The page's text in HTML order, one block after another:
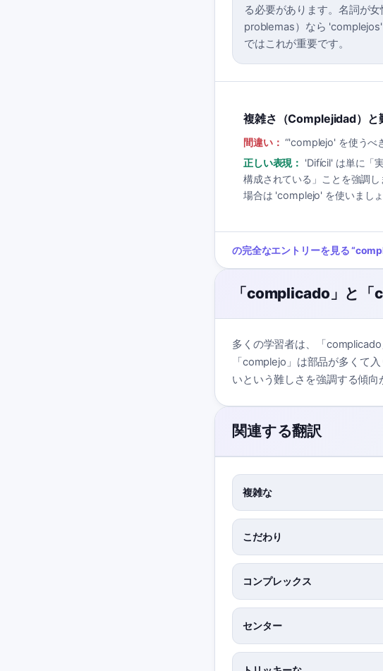
る必要があります。名詞が
problemas）なら
ではこれが重要です。
複雑さ（Complejidad）
間違い： “'complejo' を使うべ
正しい表現： 'Difícil' は単に「
構成されている」ことを強調
場合は 'complejo' を使いましょ
の完全なエントリーを見る“
「complicado」と
多くの学習者は、「
「complejo」は部品が多くて
いという難しさを強調する傾向
関連する翻訳
複雑な
こだわり
コンプレックス
センター